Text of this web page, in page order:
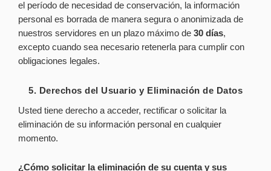
el período de necesidad de conservación, la información
personal es borrada de manera segura o anonimizada de
nuestros servidores en un plazo máximo de 30 días,
excepto cuando sea necesario retenerla para cumplir con
obligaciones legales.
5. Derechos del Usuario y Eliminación de Datos
Usted tiene derecho a acceder, rectificar o solicitar la
eliminación de su información personal en cualquier
momento.
¿Cómo solicitar la eliminación de su cuenta y sus